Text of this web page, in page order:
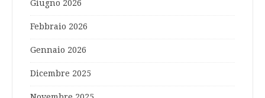
Giugno 2026
Febbraio 2026
Gennaio 2026
Dicembre 2025